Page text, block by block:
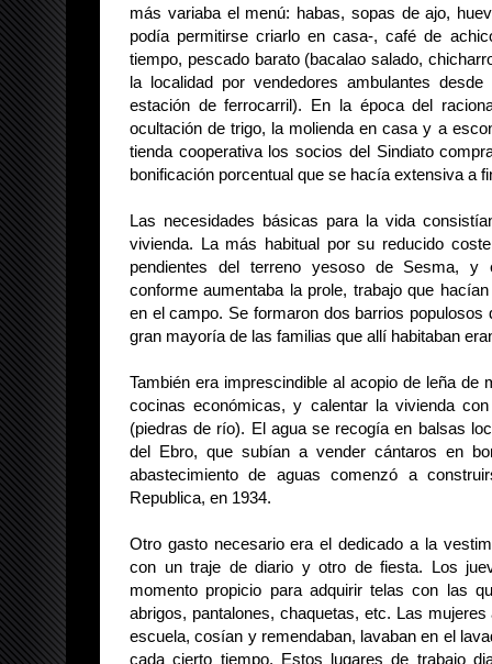
más variaba el menú: habas, sopas de ajo,
podía permitirse criarlo en casa-, café de
tiempo, pescado barato (bacalao salado,
la localidad por vendedores ambulantes
estación de ferrocarril). En la época del
ocultación de trigo, la molienda en casa y a
tienda cooperativa los socios del Sindiato
bonificación porcentual que se hacía extensiva a
Las necesidades básicas para la vida
vivienda. La más habitual por su reducido
pendientes del terreno yesoso de Sesma, y
conforme aumentaba la prole, trabajo que
en el campo. Se formaron dos barrios populosos
gran mayoría de las familias que allí habitaban
También era imprescindible al acopio de leña de
cocinas económicas, y calentar la vivienda
(piedras de río). El agua se recogía en balsas
del Ebro, que subían a vender cántaros en
abastecimiento de aguas comenzó a
Republica, en 1934.
Otro gasto necesario era el dedicado a la
con un traje de diario y otro de fiesta. Los
momento propicio para adquirir telas con las
abrigos, pantalones, chaquetas, etc. Las
escuela, cosían y remendaban, lavaban en el
cada cierto tiempo. Estos lugares de trabajo